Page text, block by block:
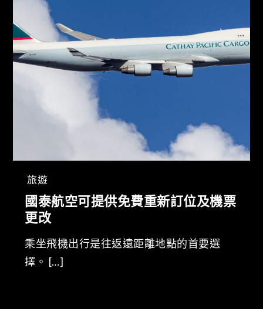
旅遊
國泰航空可提供免費重新訂位及機票
更改
乘坐飛機出行是往返遠距離地點的首要選
擇。 […]